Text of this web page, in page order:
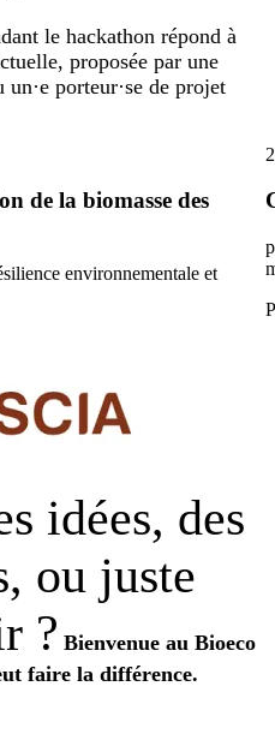
le hackathon répond à
proposée par une
porteur·se de projet
de la biomasse des
environnementale et
idées, des
ou juste
? Bienvenue au Bioeco
faire la différence.